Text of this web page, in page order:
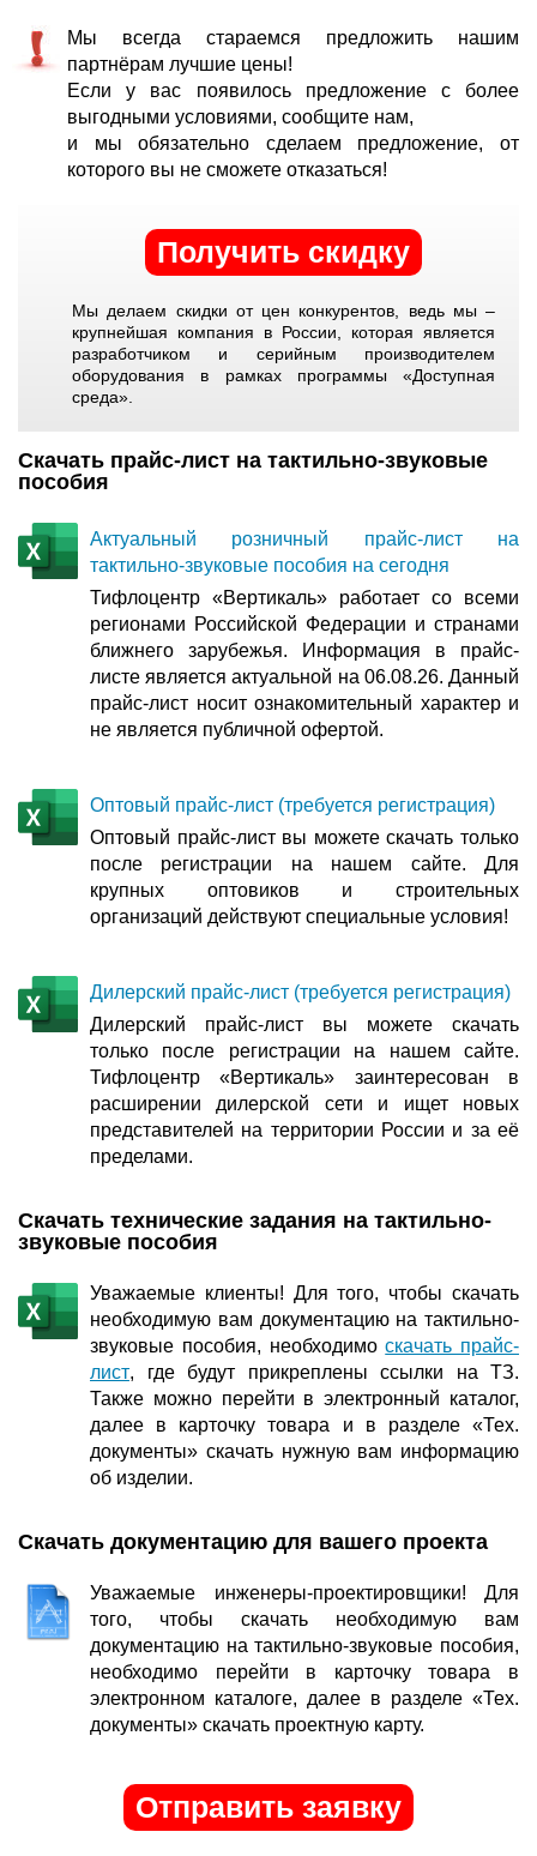
Мы всегда стараемся предложить нашим
партнёрам лучшие цены!
Если у вас появилось предложение с более
выгодными условиями, сообщите нам,
и мы обязательно сделаем предложение, от
которого вы не сможете отказаться!
Получить скидку
Мы делаем скидки от цен конкурентов, ведь мы –
крупнейшая компания в России, которая является
разработчиком и серийным производителем
оборудования в рамках программы «Доступная
среда».
Скачать прайс-лист на тактильно-звуковые
пособия
Актуальный розничный прайс-лист на
тактильно-звуковые пособия на сегодня
Тифлоцентр «Вертикаль» работает со всеми
регионами Российской Федерации и странами
ближнего зарубежья. Информация в прайс-
листе является актуальной на 06.08.26. Данный
прайс-лист носит ознакомительный характер и
не является публичной офертой.
Оптовый прайс-лист (требуется регистрация)
Оптовый прайс-лист вы можете скачать только
после регистрации на нашем сайте. Для
крупных оптовиков и строительных
организаций действуют специальные условия!
Дилерский прайс-лист (требуется регистрация)
Дилерский прайс-лист вы можете скачать
только после регистрации на нашем сайте.
Тифлоцентр «Вертикаль» заинтересован в
расширении дилерской сети и ищет новых
представителей на территории России и за её
пределами.
Скачать технические задания на тактильно-
звуковые пособия
Уважаемые клиенты! Для того, чтобы скачать
необходимую вам документацию на тактильно-
звуковые пособия, необходимоскачать прайс-
лист, где будут прикреплены ссылки на ТЗ.
Также можно перейти в электронный каталог,
далее в карточку товара и в разделе «Тех.
документы» скачать нужную вам информацию
об изделии.
Скачать документацию для вашего проекта
Уважаемые инженеры-проектировщики! Для
того, чтобы скачать необходимую вам
документацию на тактильно-звуковые пособия,
необходимо перейти в карточку товара в
электронном каталоге, далее в разделе «Тех.
документы» скачать проектную карту.
Отправить заявку